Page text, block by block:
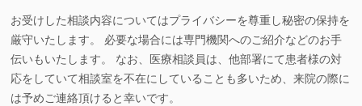
お受けした相談内容についてはプライバシーを尊重し秘密の保持を
厳守いたします。 必要な場合には専門機関へのご紹介などのお手
伝いもいたします。 なお、医療相談員は、他部署にて患者様の対
応をしていて相談室を不在にしていることも多いため、来院の際に
は予めご連絡頂けると幸いです。